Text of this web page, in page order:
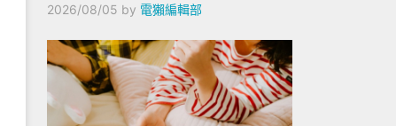
2026/08/05 by 電獺編輯部